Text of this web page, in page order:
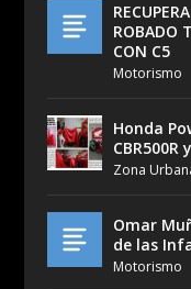
ROBADO
CON C5
Motorismo
Honda
CBR500R
Zona
Omar
de las
Motorismo